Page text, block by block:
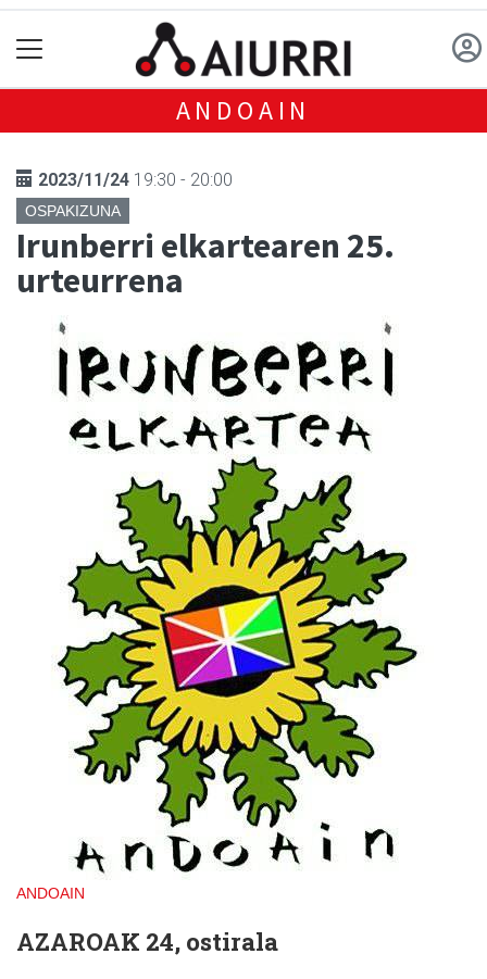
ANDOAIN
2023/11/24 19:30 - 20:00
OSPAKIZUNA
Irunberri elkartearen 25.
urteurrena
ANDOAIN
AZAROAK 24, ostirala